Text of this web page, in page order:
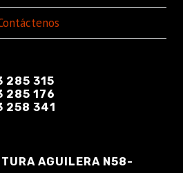
285 315
285 176
258 341
AGUILERA N58-